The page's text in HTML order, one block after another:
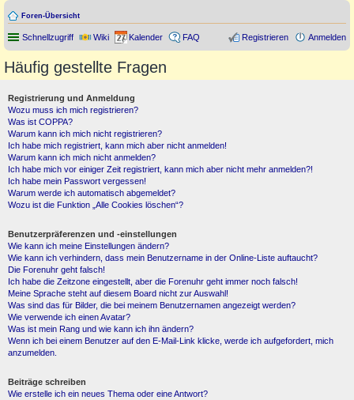
Foren-Übersicht
Schnellzugriff Wiki Kalender FAQ Anmelden
Registrieren
Häufig gestellte Fragen
Registrierung und Anmeldung
Wozu muss ich mich registrieren?
Was ist COPPA?
Warum kann ich mich nicht registrieren?
Ich habe mich registriert, kann mich aber nicht anmelden!
Warum kann ich mich nicht anmelden?
Ich habe mich vor einiger Zeit registriert, kann mich aber nicht mehr anmelden?!
Ich habe mein Passwort vergessen!
Warum werde ich automatisch abgemeldet?
Wozu ist die Funktion „Alle Cookies löschen“?
Benutzerpräferenzen und -einstellungen
Wie kann ich meine Einstellungen ändern?
Wie kann ich verhindern, dass mein Benutzername in der Online-Liste auftaucht?
Die Forenuhr geht falsch!
Ich habe die Zeitzone eingestellt, aber die Forenuhr geht immer noch falsch!
Meine Sprache steht auf diesem Board nicht zur Auswahl!
Was sind das für Bilder, die bei meinem Benutzernamen angezeigt werden?
Wie verwende ich einen Avatar?
Was ist mein Rang und wie kann ich ihn ändern?
Wenn ich bei einem Benutzer auf den E-Mail-Link klicke, werde ich aufgefordert, mich
anzumelden.
Beiträge schreiben
Wie erstelle ich ein neues Thema oder eine Antwort?